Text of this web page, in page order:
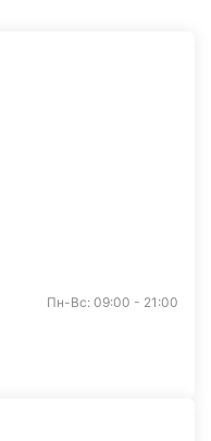
Пн-Вс: 09:00 - 21:00